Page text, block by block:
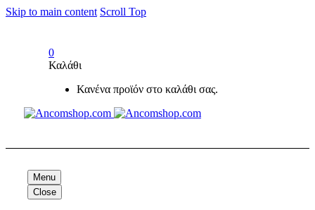
Skip to main content Scroll Top
0
Καλάθι
Κανένα προϊόν στο καλάθι σας.
Menu
Close